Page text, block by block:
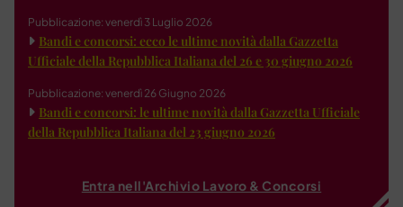
Pubblicazione: venerdì 3 Luglio 2026
Bandi e concorsi: ecco le ultime novità dalla Gazzetta
Ufficiale della Repubblica Italiana del 26 e 30 giugno 2026
Pubblicazione: venerdì 26 Giugno 2026
Bandi e concorsi: le ultime novità dalla Gazzetta Ufficiale
della Repubblica Italiana del 23 giugno 2026
Entra nell'Archivio Lavoro & Concorsi